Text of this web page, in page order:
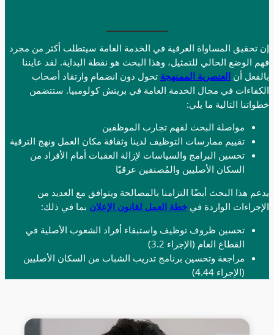
إن تحقيق المساواة العرقية في الخدمة العامة سيتطلب أكثر من مجرد
فهم الوضع الحالي للتمثيل، وهذا البحث هو نقطة البداية. لقد عايننا
بالفعل أن العنصرية الممنهجة تحول دون انضمام وارتقاد أصحاب
الكفاءات في مجال الخدمة العامة في بريتش كولومبيا. ستتضمن
خطواتنا التالية ما يلي:
مواصلة البحث لفهم تجارب الموظفين
تقييم ممارسات التوظيف لدينا وثقافة مكان العمل ونهج الترقية
تحسين البرامج والسياسات لإزالة العقبات أمام الأفراد من
السكان الأصليين والمُصنفين عرقيًا
يدعم هذا البحث أيضًا التزامنا بالمصالحة ويتوافق مع العديد من
الإجراءات الواردة في خطة العمل لقانون الإعلان بما في ذلك:
تحسين ظروف توظيف واستبقاء أفراد الشعوب الأصلية في
القطاع العام (الإجراء 3.2)
مراجعة وتحسين برنامج تدريب الشباب من السكان الأصليين
(الإجراء 4.44)